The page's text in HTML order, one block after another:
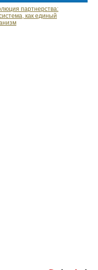
партнерства:
как единый